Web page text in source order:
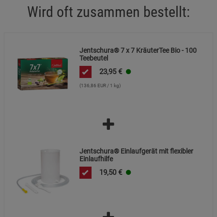
Wird oft zusammen bestellt:
Jentschura® 7 x 7 KräuterTee Bio - 100
Teebeutel
23,95 €
(136,86 EUR / 1 kg)
Jentschura® Einlaufgerät mit flexibler
Einlaufhilfe
19,50 €
Cookie-Informationen anzeigen
Marketing Cookies (3)